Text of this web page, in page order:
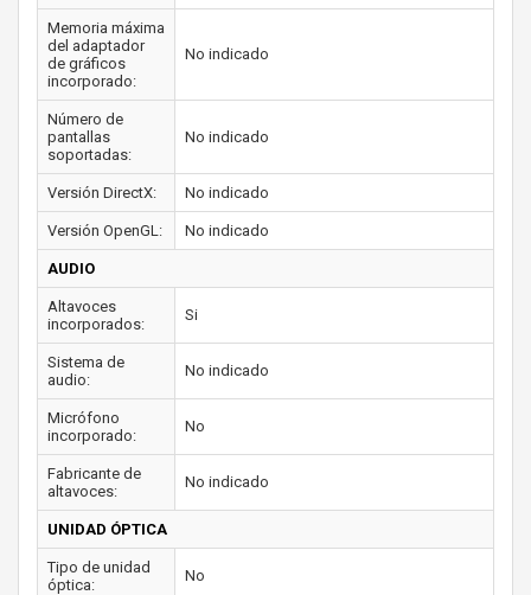
Memoria máxima
del adaptador
de gráficos
incorporado:
No indicado
Número de
pantallas
soportadas:
No indicado
Versión DirectX: No indicado
Versión OpenGL: No indicado
AUDIO
Altavoces
incorporados:
Si
Sistema de
audio:
No indicado
Micrófono
incorporado:
No
Fabricante de
altavoces:
No indicado
UNIDAD ÓPTICA
Tipo de unidad
óptica:
No